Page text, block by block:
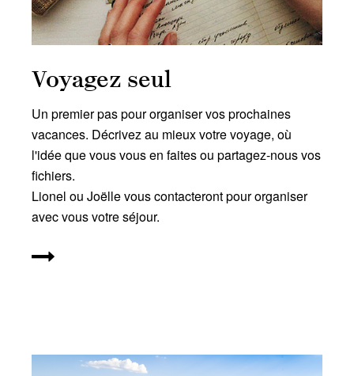
Voyagez seul
Un premier pas pour organiser vos prochaines
vacances. Décrivez au mieux votre voyage, où
l'idée que vous vous en faites ou partagez-nous vos
fichiers.
Lionel ou Joëlle vous contacteront pour organiser
avec vous votre séjour.